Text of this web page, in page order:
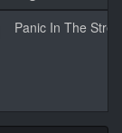
Panic In The